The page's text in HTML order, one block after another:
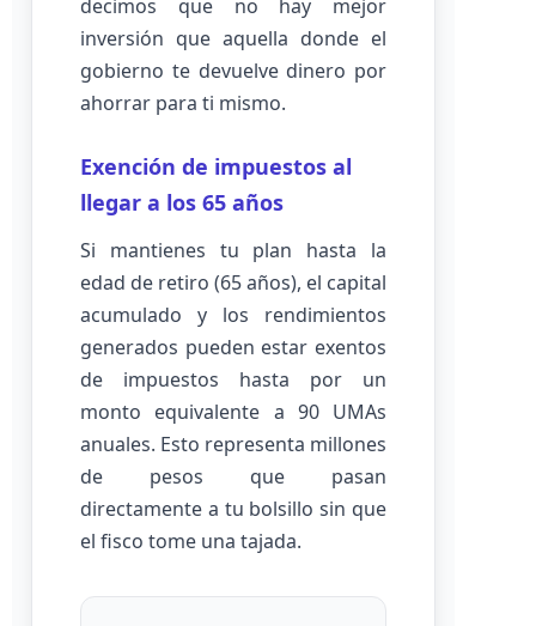
decimos que no hay mejor
inversión que aquella donde el
gobierno te devuelve dinero por
ahorrar para ti mismo.
Exención de impuestos al
llegar a los 65 años
Si mantienes tu plan hasta la
edad de retiro (65 años), el capital
acumulado y los rendimientos
generados pueden estar exentos
de impuestos hasta por un
monto equivalente a 90 UMAs
anuales. Esto representa millones
de pesos que pasan
directamente a tu bolsillo sin que
el fisco tome una tajada.